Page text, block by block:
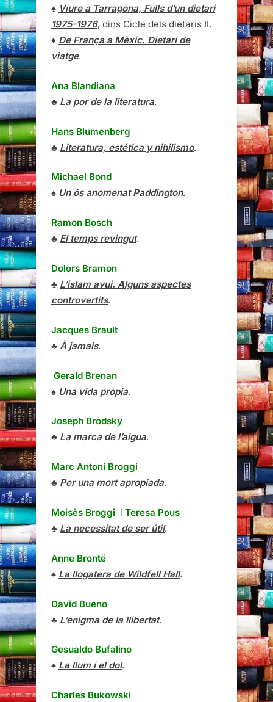
♠ Viure a Tarragona, Fulls d’un dietari
1975-1976, dins Cicle dels dietaris II.
♦ De França a Mèxic. Dietari de
viatge.
Ana Blandiana
♣ La por de la literatura.
Hans Blumenberg
♣ Literatura, estética y nihilismo.
Michael Bond
♠ Un ós anomenat Paddington.
Ramon Bosch
♣ El temps revingut.
Dolors Bramon
♣ L’islam avui. Alguns aspectes
controvertits.
Jacques Brault
♣ À jamais.
Gerald Brenan
♠ Una vida pròpia.
Joseph Brodsky
♣ La marca de l’aigua.
Marc Antoni Broggi
♣ Per una mort apropiada.
Moisès Broggi i Teresa Pous
♣ La necessitat de ser útil.
Anne Brontë
♠ La llogatera de Wildfell Hall.
David Bueno
♣ L’enigma de la llibertat.
Gesualdo Bufalino
♠ La llum i el dol.
Charles Bukowski